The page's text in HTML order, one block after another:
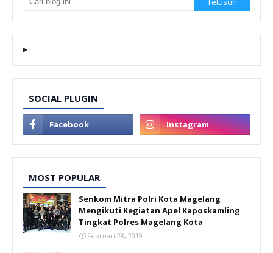
SOCIAL PLUGIN
MOST POPULAR
Senkom Mitra Polri Kota Magelang
Mengikuti Kegiatan Apel Kaposkamling
Tingkat Polres Magelang Kota
Februari 28, 2019